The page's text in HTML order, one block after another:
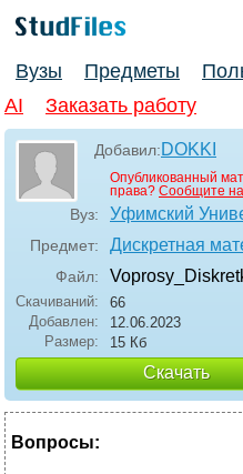
Вузы Предметы
AI
Заказать работу
Добавил:DOKKI
Опубликованный
права? Сообщите
Вуз: Уфимский
Предмет: Дискретная
Файл:
Скачиваний:
66
Добавлен:
12.06.2023
Размер:
15 Кб
Скачать
Вопросы: